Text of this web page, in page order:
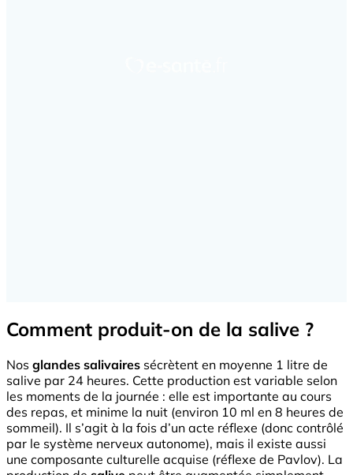
Comment produit-on de la salive ?
Nos glandes salivaires sécrètent en moyenne 1 litre de
salive par 24 heures. Cette production est variable selon
les moments de la journée : elle est importante au cours
des repas, et minime la nuit (environ 10 ml en 8 heures de
sommeil). Il s’agit à la fois d’un acte réflexe (donc contrôlé
par le système nerveux autonome), mais il existe aussi
une composante culturelle acquise (réflexe de Pavlov). La